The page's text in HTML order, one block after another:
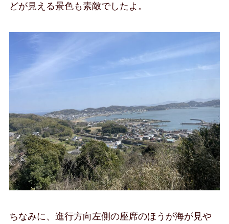
どが見える景色も素敵でしたよ。
ちなみに、進行方向左側の座席のほうが海が見や